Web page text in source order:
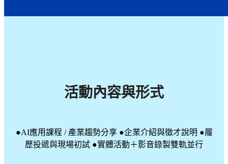
活動內容與形式
●AI應用課程 / 產業趨勢分享 ●企業介紹與徵才說明 ●履
歷投遞與現場初試 ●實體活動＋影音錄製雙軌並行